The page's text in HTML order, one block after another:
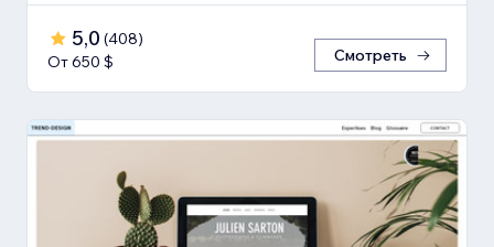
5,0 (408)
От 650 $
Смотреть